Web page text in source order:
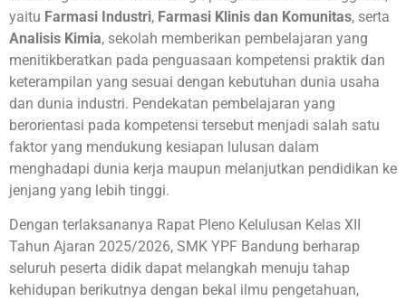
yaitu Farmasi Industri, Farmasi Klinis dan Komunitas, serta
Analisis Kimia, sekolah memberikan pembelajaran yang
menitikberatkan pada penguasaan kompetensi praktik dan
keterampilan yang sesuai dengan kebutuhan dunia usaha
dan dunia industri. Pendekatan pembelajaran yang
berorientasi pada kompetensi tersebut menjadi salah satu
faktor yang mendukung kesiapan lulusan dalam
menghadapi dunia kerja maupun melanjutkan pendidikan ke
jenjang yang lebih tinggi.
Dengan terlaksananya Rapat Pleno Kelulusan Kelas XII
Tahun Ajaran 2025/2026, SMK YPF Bandung berharap
seluruh peserta didik dapat melangkah menuju tahap
kehidupan berikutnya dengan bekal ilmu pengetahuan,